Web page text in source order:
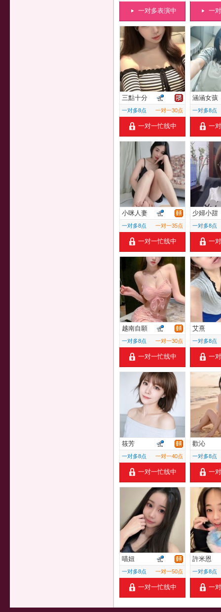
一对多表演中 一
三點十分
一对多8点 一对一30点
一对一忙线中
涵涵女孩
一对多8点
一
小咪人妻
一对多8点 一对一35点
一对一忙线中
少婦小甜
一对多8点
一
越南自願
一对多8点 一对一30点
一对一忙线中
艾熹
一对多8点
一
筱芳
一对多8点 一对一40点
一对一忙线中
歡沁
一对多8点
一
喵妞
一对多8点 一对一50点
一对一忙线中
許米恩
一对多8点
一